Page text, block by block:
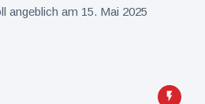
angeblich am 15. Mai 2025